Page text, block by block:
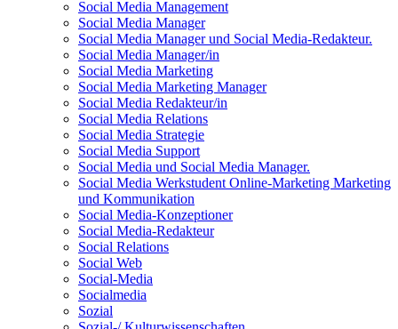
Social Media Management
Social Media Manager
Social Media Manager und Social Media-Redakteur.
Social Media Manager/in
Social Media Marketing
Social Media Marketing Manager
Social Media Redakteur/in
Social Media Relations
Social Media Strategie
Social Media Support
Social Media und Social Media Manager.
Social Media Werkstudent Online-Marketing Marketing
und Kommunikation
Social Media-Konzeptioner
Social Media-Redakteur
Social Relations
Social Web
Social-Media
Socialmedia
Sozial